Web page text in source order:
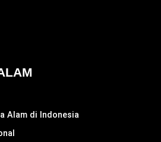
Alam di Indonesia